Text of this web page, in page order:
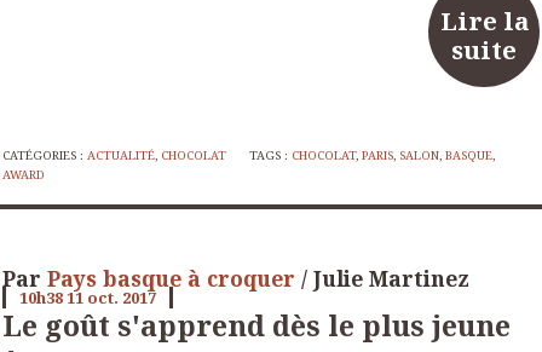
Lire la
suite
CATÉGORIES : ACTUALITÉ CHOCOLAT TAGS : CHOCOLAT,PARIS SALON ,BASQUE
AWARD
Par Pays basque à croquer / Julie Martinez
10h3811 oct. 2017
Le goût s'apprend dès le plus jeune